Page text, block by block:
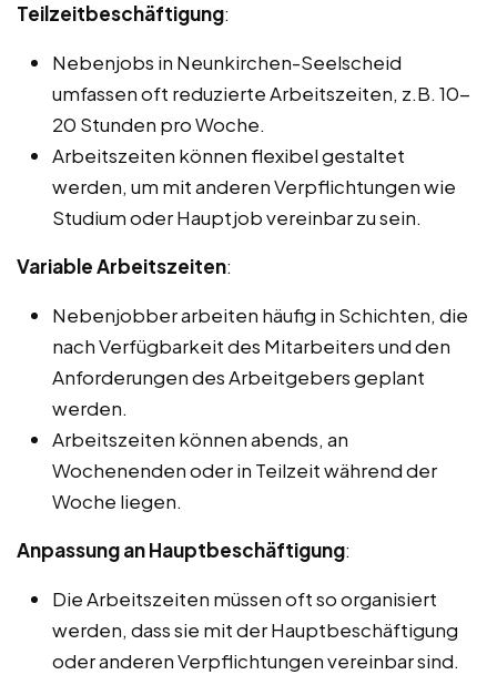
Teilzeitbeschäftigung:
Nebenjobs in Neunkirchen-Seelscheid
umfassen oft reduzierte Arbeitszeiten, z.B. 10-
20 Stunden pro Woche.
Arbeitszeiten können flexibel gestaltet
werden, um mit anderen Verpflichtungen wie
Studium oder Hauptjob vereinbar zu sein.
Variable Arbeitszeiten:
Nebenjobber arbeiten häufig in Schichten, die
nach Verfügbarkeit des Mitarbeiters und den
Anforderungen des Arbeitgebers geplant
werden.
Arbeitszeiten können abends, an
Wochenenden oder in Teilzeit während der
Woche liegen.
Anpassung an Hauptbeschäftigung:
Die Arbeitszeiten müssen oft so organisiert
werden, dass sie mit der Hauptbeschäftigung
oder anderen Verpflichtungen vereinbar sind.